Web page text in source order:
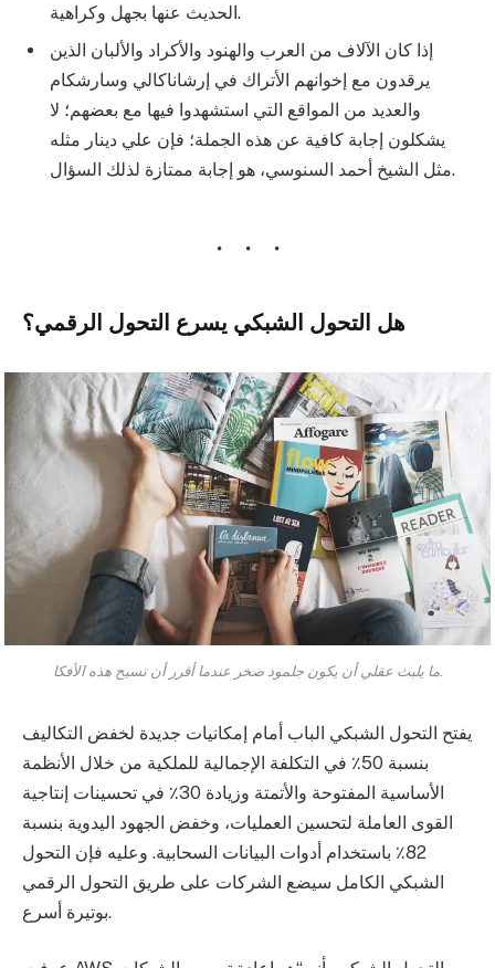
الحديث عنها بجهل وكراهية.
إذا كان الآلاف من العرب والهنود والأكراد والألبان الذين
يرقدون مع إخوانهم الأتراك في إرشاناكالي وسارشكام
والعديد من المواقع التي استشهدوا فيها مع بعضهم؛ لا
يشكلون إجابة كافية عن هذه الجملة؛ فإن علي دينار مثله
مثل الشيخ أحمد السنوسي، هو إجابة ممتازة لذلك السؤال.
هل التحول الشبكي يسرع التحول الرقمي؟
ما يلبث عقلي أن يكون جلمود صخر عندما أقرر أن تسيح هذه الأفكا.
يفتح التحول الشبكي الباب أمام إمكانيات جديدة لخفض التكاليف
بنسبة 50٪ في التكلفة الإجمالية للملكية من خلال الأنظمة
الأساسية المفتوحة والأتمتة وزيادة 30٪ في تحسينات إنتاجية
القوى العاملة لتحسين العمليات، وخفض الجهود اليدوية بنسبة
82٪ باستخدام أدوات البيانات السحابية. وعليه فإن التحول
الشبكي الكامل سيضع الشركات على طريق التحول الرقمي
بوتيرة أسرع.